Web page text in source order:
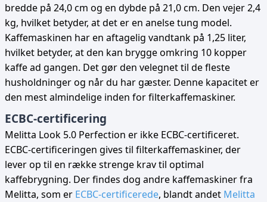
bredde på 24,0 cm og en dybde på 21,0 cm. Den vejer 2,4
kg, hvilket betyder, at det er en anelse tung model.
Kaffemaskinen har en aftagelig vandtank på 1,25 liter,
hvilket betyder, at den kan brygge omkring 10 kopper
kaffe ad gangen. Det gør den velegnet til de fleste
husholdninger og når du har gæster. Denne kapacitet er
den mest almindelige inden for filterkaffemaskiner.
ECBC-certificering
Melitta Look 5.0 Perfection er ikke ECBC-certificeret.
ECBC-certificeringen gives til filterkaffemaskiner, der
lever op til en række strenge krav til optimal
kaffebrygning. Der findes dog andre kaffemaskiner fra
Melitta, som er ECBC-certificerede, blandt andet Melitta